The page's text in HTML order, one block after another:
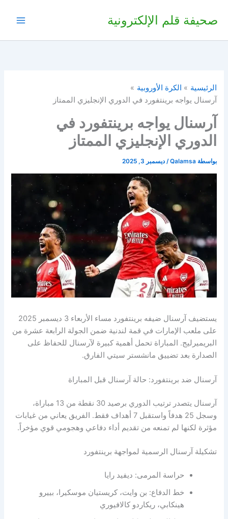
صحيفة قلم الإلكترونية
الرئيسية
الكرة الأوروبية
آرسنال يواجه برينتفورد في الدوري الإنجليزي الممتاز
آرسنال يواجه برينتفورد في
الدوري الإنجليزي الممتاز
بواسطة Qalamsa
/ديسمبر 3, 2025
يستضيف آرسنال ضيفه برينتفورد مساء الأربعاء 3 ديسمبر 2025
على ملعب الإمارات في قمة لندنية ضمن الجولة الرابعة عشرة من
البريميرليج. المباراة تحمل أهمية كبيرة لآرسنال للحفاظ على
الصدارة بعد تضييق مانشستر سيتي الفارق.
آرسنال ضد برينتفورد: حالة آرسنال قبل المباراة
آرسنال يتصدر ترتيب الدوري برصيد 30 نقطة من 13 مباراة،
وسجل 25 هدفاً واستقبل 7 أهداف فقط. الفريق يعاني من غيابات
مؤثرة لكنها لم تمنعه من تقديم أداء دفاعي وهجومي قوي مؤخراً.
تشكيلة آرسنال الرسمية لمواجهة برينتفورد
حراسة المرمى: ديفيد رايا
خط الدفاع: بن وايت، كريستيان موسكيرا، بييرو
هينكابي، ريكاردو كالافيوري